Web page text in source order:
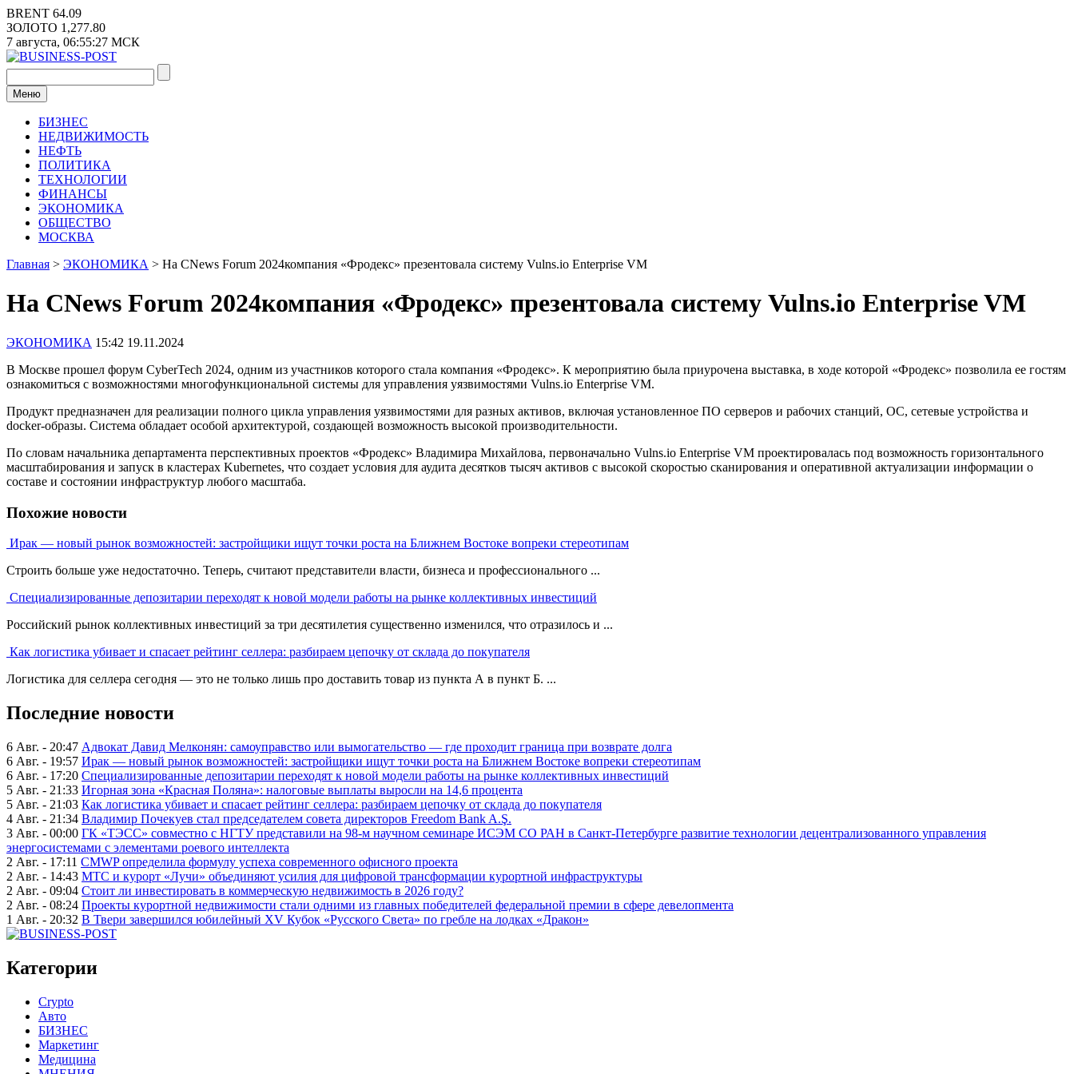
Перейти
к
содержимому
BRENT 64.09
ЗОЛОТО 1,277.80
7 августа, 06:55:27 МСК
Меню
БИЗНЕС
НЕДВИЖИМОСТЬ
НЕФТЬ
ПОЛИТИКА
ТЕХНОЛОГИИ
ФИНАНСЫ
ЭКОНОМИКА
ОБЩЕСТВО
МОСКВА
Главная > ЭКОНОМИКА > На CNews Forum 2024компания «Фродекс» презентовала систему Vulns.io Enterprise VM
На CNews Forum 2024компания «Фродекс» презентовала систему Vulns.io Enterprise VM
ЭКОНОМИКА 15:42 19.11.2024
В Москве прошел форум CyberTech 2024, одним из участников которого стала компания «Фродекс». К мероприятию была приурочена выставка, в ходе которой «Фродекс» позволила ее гостям
ознакомиться с возможностями многофункциональной системы для управления уязвимостями Vulns.io Enterprise VM.
Продукт предназначен для реализации полного цикла управления уязвимостями для разных активов, включая установленное ПО серверов и рабочих станций, ОС, сетевые устройства и
docker-образы. Система обладает особой архитектурой, создающей возможность высокой производительности.
По словам начальника департамента перспективных проектов «Фродекс» Владимира Михайлова, первоначально Vulns.io Enterprise VM проектировалась под возможность горизонтального
масштабирования и запуск в кластерах Kubernetes, что создает условия для аудита десятков тысяч активов с высокой скоростью сканирования и оперативной актуализации информации о
составе и состоянии инфраструктур любого масштаба.
Похожие новости
Ирак — новый рынок возможностей: застройщики ищут точки роста на Ближнем Востоке вопреки стереотипам
Строить больше уже недостаточно. Теперь, считают представители власти, бизнеса и профессионального ...
Специализированные депозитарии переходят к новой модели работы на рынке коллективных инвестиций
Российский рынок коллективных инвестиций за три десятилетия существенно изменился, что отразилось и ...
Как логистика убивает и спасает рейтинг селлера: разбираем цепочку от склада до покупателя
Логистика для селлера сегодня — это не только лишь про доставить товар из пункта А в пункт Б. ...
Последние новости
6 Авг. - 20:47 Адвокат Давид Мелконян: самоуправство или вымогательство — где проходит граница при возврате долга
6 Авг. - 19:57 Ирак — новый рынок возможностей: застройщики ищут точки роста на Ближнем Востоке вопреки стереотипам
6 Авг. - 17:20 Специализированные депозитарии переходят к новой модели работы на рынке коллективных инвестиций
5 Авг. - 21:33 Игорная зона «Красная Поляна»: налоговые выплаты выросли на 14,6 процента
5 Авг. - 21:03 Как логистика убивает и спасает рейтинг селлера: разбираем цепочку от склада до покупателя
4 Авг. - 21:34 Владимир Почекуев стал председателем совета директоров Freedom Bank A.Ş.
3 Авг. - 00:00 ГК «ТЭСС» совместно с НГТУ представили на 98-м научном семинаре ИСЭМ СО РАН в Санкт-Петербурге развитие технологии децентрализованного управления
энергосистемами с элементами роевого интеллекта
2 Авг. - 17:11 CMWP определила формулу успеха современного офисного проекта
2 Авг. - 14:43 МТС и курорт «Лучи» объединяют усилия для цифровой трансформации курортной инфраструктуры
2 Авг. - 09:04 Стоит ли инвестировать в коммерческую недвижимость в 2026 году?
2 Авг. - 08:24 Проекты курортной недвижимости стали одними из главных победителей федеральной премии в сфере девелопмента
1 Авг. - 20:32 В Твери завершился юбилейный XV Кубок «Русского Света» по гребле на лодках «Дракон»
Категории
Crypto
Авто
БИЗНЕС
Маркетинг
Медицина